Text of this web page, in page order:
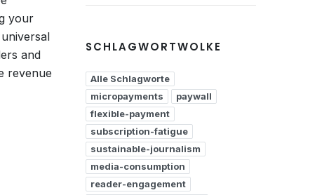
your
and
revenue
SCHLAGWORTWOLKE
Alle Schlagworte
micropayments
paywall
flexible-payment
subscription-fatigue
sustainable-journalism
media-consumption
reader-engagement